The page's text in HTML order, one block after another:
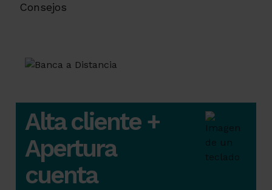
Consejos
Alta cliente +
Apertura
cuenta